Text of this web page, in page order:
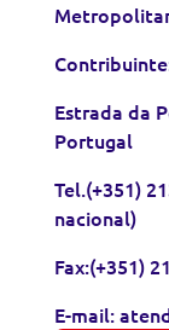
Estrada da
Portugal
Tel.(+351)
nacional)
Fax:(+351)
E-mail: